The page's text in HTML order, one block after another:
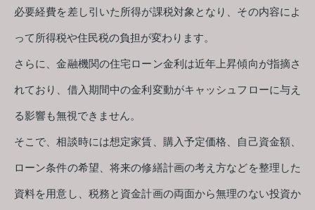
必要経費を差し引いた所得が課税対象となり、その内容によ
って所得税や住民税の負担が変わります。
さらに、金融機関の住宅ローン金利は近年上昇傾向が指摘さ
れており、借入期間中の金利変動がキャッシュフローに与え
る影響も無視できません。
そこで、相談時には想定家賃、購入予定価格、自己資金額、
ローン条件の希望、将来の修繕計画の考え方などを整理した
資料を用意し、税務と資金計画の両面から無理のない投資か